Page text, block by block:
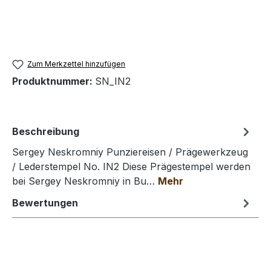
Zum Merkzettel hinzufügen
Produktnummer: SN_IN2
Beschreibung
Sergey Neskromniy Punziereisen / Prägewerkzeug
/ Lederstempel No. IN2 Diese Prägestempel werden
bei Sergey Neskromniy in Bu… Mehr
Bewertungen